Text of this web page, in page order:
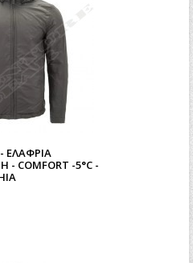
ΕΛΑΦΡΙΆ
-5°C -